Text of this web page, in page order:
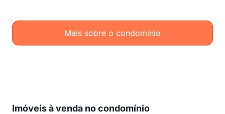
Mais sobre o condomínio
Imóveis à venda no condomínio